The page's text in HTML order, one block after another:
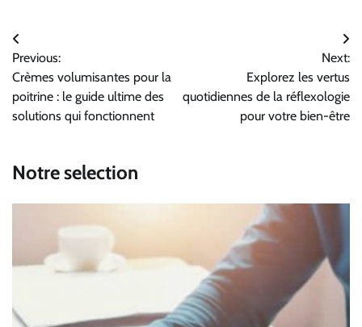
Navigation
de
l’article
Previous:
Crèmes volumisantes pour la
poitrine : le guide ultime des
solutions qui fonctionnent
Next:
Explorez les vertus
quotidiennes de la réflexologie
pour votre bien-être
Notre selection